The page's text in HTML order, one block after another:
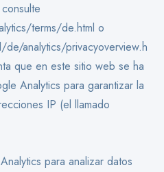
terms/de.html o
analytics/privacyoverview.h
que en este sitio web se ha
Analytics para garantizar la
IP (el llamado
para analizar datos